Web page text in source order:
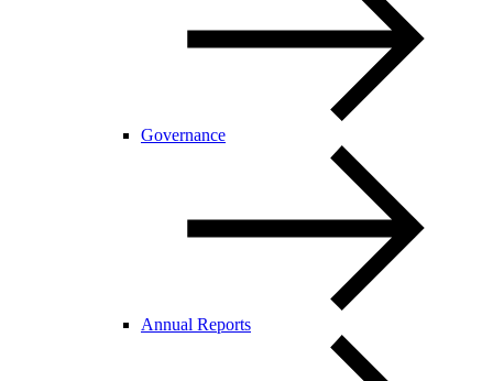
Governance
Annual Reports